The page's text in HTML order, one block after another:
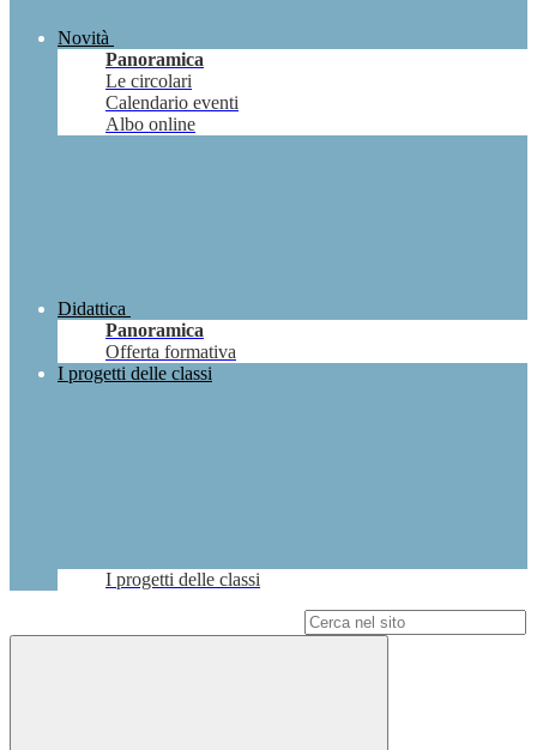
Novità
Panoramica
Le circolari
Calendario eventi
Albo online
Didattica
Panoramica
Offerta formativa
I progetti delle classi
I progetti delle classi